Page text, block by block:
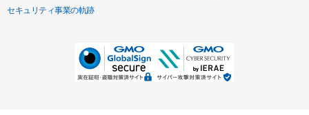
セキュリティ事業の軌跡